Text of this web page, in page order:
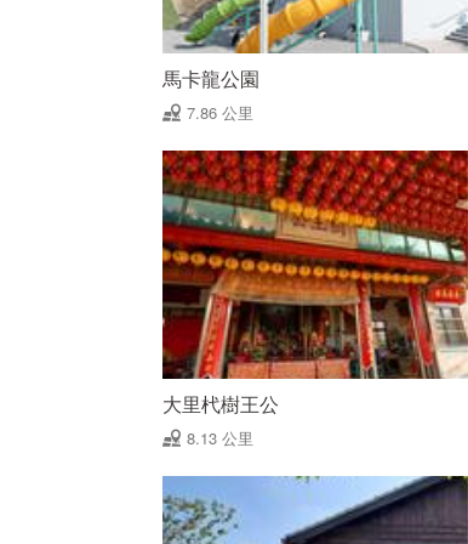
馬卡龍公園
7.86 公里
大里杙樹王公
8.13 公里